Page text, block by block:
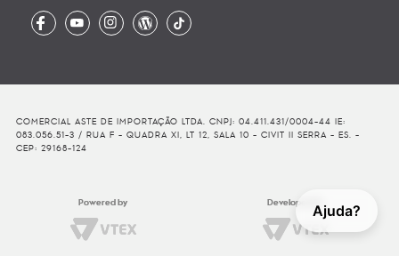
Ajuda?
COMERCIAL ASTE DE IMPORTAÇÃO LTDA. CNPJ: 04.411.431/0004-44 IE:
083.056.51-3 / RUA F - QUADRA XI, LT 12, SALA 10 - CIVIT II SERRA - ES. -
CEP: 29168-124
Powered by Developed By